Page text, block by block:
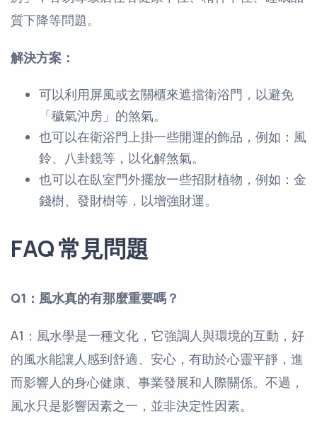
質下降等問題。
解決方案：
可以利用屏風或玄關櫃來遮擋衛浴門，以避免
「穢氣沖房」的煞氣。
也可以在衛浴門上掛一些開運的飾品，例如：風
鈴、八卦鏡等，以化解煞氣。
也可以在臥室門外擺放一些招財植物，例如：金
錢樹、發財樹等，以增強財運。
FAQ 常見問題
Q1：風水真的有那麼重要嗎？
A1：風水學是一種文化，它強調人與環境的互動，好
的風水能讓人感到舒適、安心，有助於心靈平靜，進
而影響人的身心健康、事業發展和人際關係。不過，
風水只是影響因素之一，並非決定性因素。